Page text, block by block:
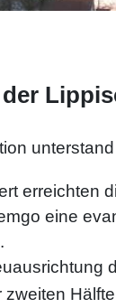
erreichten
eine
zweiten